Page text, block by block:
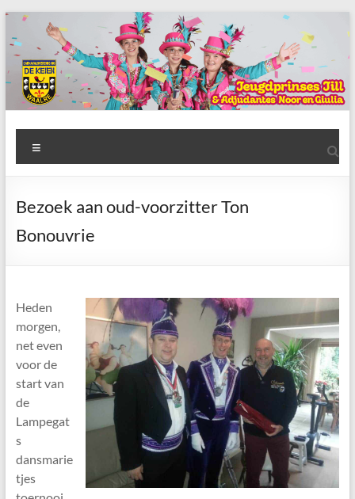
Ga
naar
de
inhoud
AWC
de
Keien
Waalrese
Keien
Bezoek aan oud-voorzitter Ton
Bonouvrie
Heden
morgen,
net even
voor de
start van
de
Lampegat
s
dansmarie
tjes